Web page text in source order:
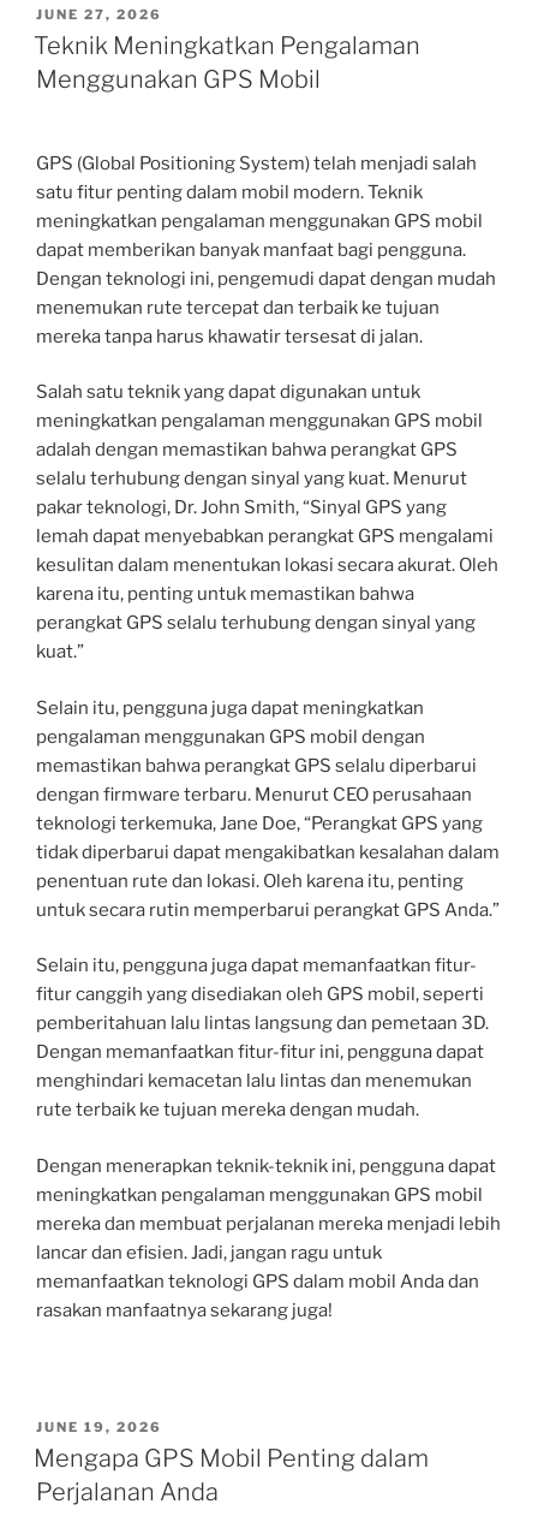
POSTED
ON
JUNE 27, 2026
Teknik Meningkatkan Pengalaman
Menggunakan GPS Mobil
GPS (Global Positioning System) telah menjadi salah
satu fitur penting dalam mobil modern. Teknik
meningkatkan pengalaman menggunakan GPS mobil
dapat memberikan banyak manfaat bagi pengguna.
Dengan teknologi ini, pengemudi dapat dengan mudah
menemukan rute tercepat dan terbaik ke tujuan
mereka tanpa harus khawatir tersesat di jalan.
Salah satu teknik yang dapat digunakan untuk
meningkatkan pengalaman menggunakan GPS mobil
adalah dengan memastikan bahwa perangkat GPS
selalu terhubung dengan sinyal yang kuat. Menurut
pakar teknologi, Dr. John Smith, “Sinyal GPS yang
lemah dapat menyebabkan perangkat GPS mengalami
kesulitan dalam menentukan lokasi secara akurat. Oleh
karena itu, penting untuk memastikan bahwa
perangkat GPS selalu terhubung dengan sinyal yang
kuat.”
Selain itu, pengguna juga dapat meningkatkan
pengalaman menggunakan GPS mobil dengan
memastikan bahwa perangkat GPS selalu diperbarui
dengan firmware terbaru. Menurut CEO perusahaan
teknologi terkemuka, Jane Doe, “Perangkat GPS yang
tidak diperbarui dapat mengakibatkan kesalahan dalam
penentuan rute dan lokasi. Oleh karena itu, penting
untuk secara rutin memperbarui perangkat GPS Anda.”
Selain itu, pengguna juga dapat memanfaatkan fitur-
fitur canggih yang disediakan oleh GPS mobil, seperti
pemberitahuan lalu lintas langsung dan pemetaan 3D.
Dengan memanfaatkan fitur-fitur ini, pengguna dapat
menghindari kemacetan lalu lintas dan menemukan
rute terbaik ke tujuan mereka dengan mudah.
Dengan menerapkan teknik-teknik ini, pengguna dapat
meningkatkan pengalaman menggunakan GPS mobil
mereka dan membuat perjalanan mereka menjadi lebih
lancar dan efisien. Jadi, jangan ragu untuk
memanfaatkan teknologi GPS dalam mobil Anda dan
rasakan manfaatnya sekarang juga!
POSTED
ON
JUNE 19, 2026
Mengapa GPS Mobil Penting dalam
Perjalanan Anda